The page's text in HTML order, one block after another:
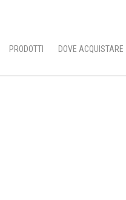
PRODOTTI DOVE ACQUISTARE